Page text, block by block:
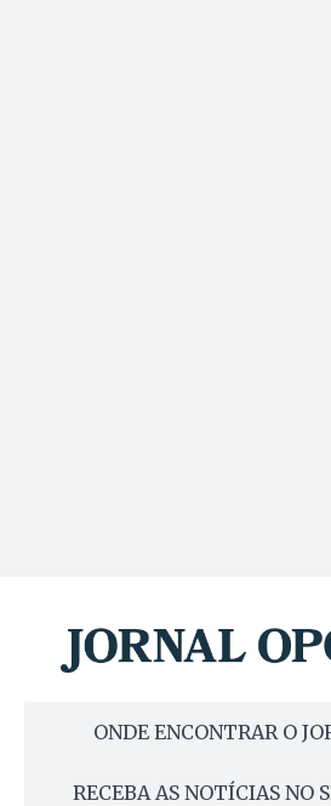
ONDE ENCONTRAR O
RECEBA AS NOTÍCIAS NO